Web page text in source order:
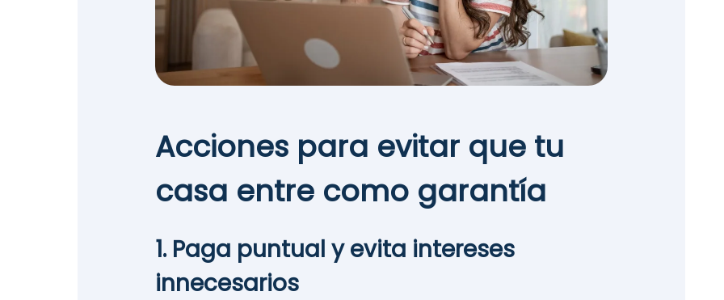
Acciones para evitar que tu
casa entre como garantía
1. Paga puntual y evita intereses
innecesarios